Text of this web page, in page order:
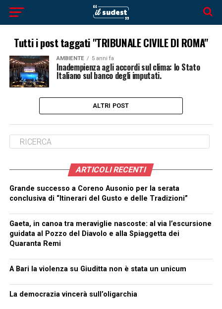
Tutti i post taggati "TRIBUNALE CIVILE DI ROMA"
AMBIENTE 5 anni fa
Inadempienza agli accordi sul clima: lo Stato
Italiano sul banco degli imputati.
ALTRI POST
ARTICOLI RECENTI
Grande successo a Coreno Ausonio per la serata
conclusiva di “Itinerari del Gusto e delle Tradizioni”
Gaeta, in canoa tra meraviglie nascoste: al via l’escursione
guidata al Pozzo del Diavolo e alla Spiaggetta dei
Quaranta Remi
A Bari la violenza su Giuditta non è stata un unicum
La democrazia vincerà sull’oligarchia